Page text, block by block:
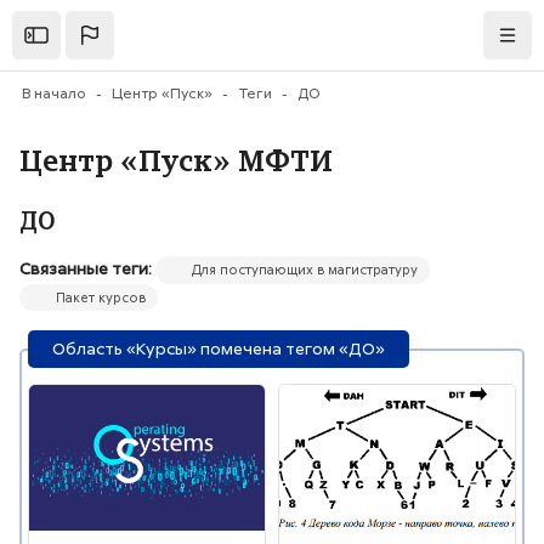
Открыть
В начало Центр «Пуск» Теги ДО
Центр «Пуск» МФТИ
ДО
Связанные теги:
Для поступающих в магистратуру
Пакет курсов
Область «Курсы» помечена тегом «ДО»
Изображение курса" Основы операционных систем
Изображение курса" Теория